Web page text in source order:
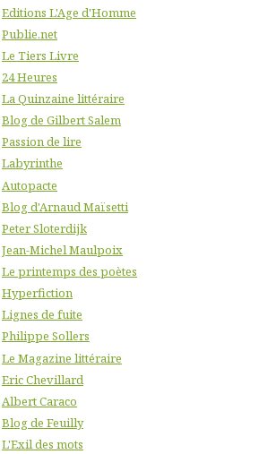
Editions L'Age d'Homme
Publie.net
Le Tiers Livre
24 Heures
La Quinzaine littéraire
Blog de Gilbert Salem
Passion de lire
Labyrinthe
Autopacte
Blog d'Arnaud Maïsetti
Peter Sloterdijk
Jean-Michel Maulpoix
Le printemps des poètes
Hyperfiction
Lignes de fuite
Philippe Sollers
Le Magazine littéraire
Eric Chevillard
Albert Caraco
Blog de Feuilly
L'Exil des mots